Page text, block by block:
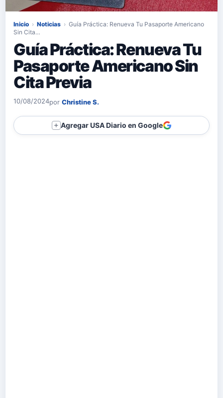
Inicio › Noticias › Guía Práctica: Renueva Tu Pasaporte Americano
Sin Cita…
Guía Práctica: Renueva Tu
Pasaporte Americano Sin
Cita Previa
10/08/2024por Christine S.
＋ Agregar USA Diario en Google